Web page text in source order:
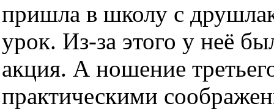
пришла в школу с
урок. Из-за этого у неё
акция. А ношение
практическими